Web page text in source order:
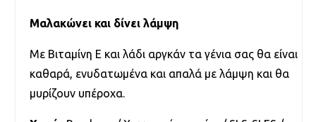
Μαλακώνει και δίνει λάμψη
Με Βιταμίνη Ε και λάδι αργκάν τα γένια σας θα είναι
καθαρά, ενυδατωμένα και απαλά με λάμψη και θα
μυρίζουν υπέροχα.